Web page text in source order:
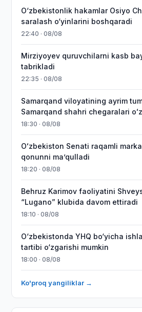
O‘zbekistonlik hakamlar Osiyo
saralash o‘yinlarini boshqaradi
22:40 · 08/08
Mirziyoyev quruvchilarni kasb
tabrikladi
22:35 · 08/08
Samarqand viloyatining ayrim
Samarqand shahri chegaralari
18:30 · 08/08
Oʻzbekiston Senati raqamli
qonunni maʼqulladi
18:20 · 08/08
Behruz Karimov faoliyatini
“Lugano” klubida davom ettiradi
18:10 · 08/08
O‘zbekistonda YHQ bo‘yicha
tartibi o‘zgarishi mumkin
18:00 · 08/08
Ko'proq yangiliklar →